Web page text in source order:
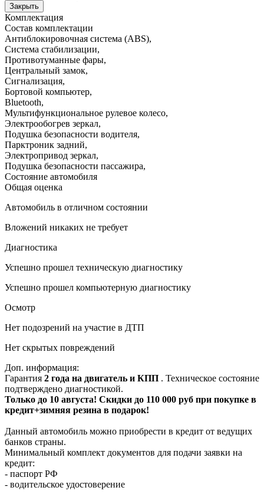
Закрыть
Комплектация
Состав комплектации
Антиблокировочная система (ABS),
Система стабилизации,
Противотуманные фары,
Центральный замок,
Сигнализация,
Бортовой компьютер,
Bluetooth,
Мультифункциональное рулевое колесо,
Электрообогрев зеркал,
Подушка безопасности водителя,
Парктроник задний,
Электропривод зеркал,
Подушка безопасности пассажира,
Состояние автомобиля
Общая оценка
Автомобиль в отличном состоянии
Вложений никаких не требует
Диагностика
Успешно прошел техническую диагностику
Успешно прошел компьютерную диагностику
Осмотр
Нет подозрений на участие в ДТП
Нет скрытых повреждений
Доп. информация:
Гарантия 2 года на двигатель и КПП . Техническое состояние
подтверждено диагностикой.
Только до 10 августа! Скидки до 110 000 руб при покупке в
кредит+зимняя резина в подарок!
Данный автомобиль можно приобрести в кредит от ведущих
банков страны.
Минимальный комплект документов для подачи заявки на
кредит:
- паспорт РФ
- водительское удостоверение